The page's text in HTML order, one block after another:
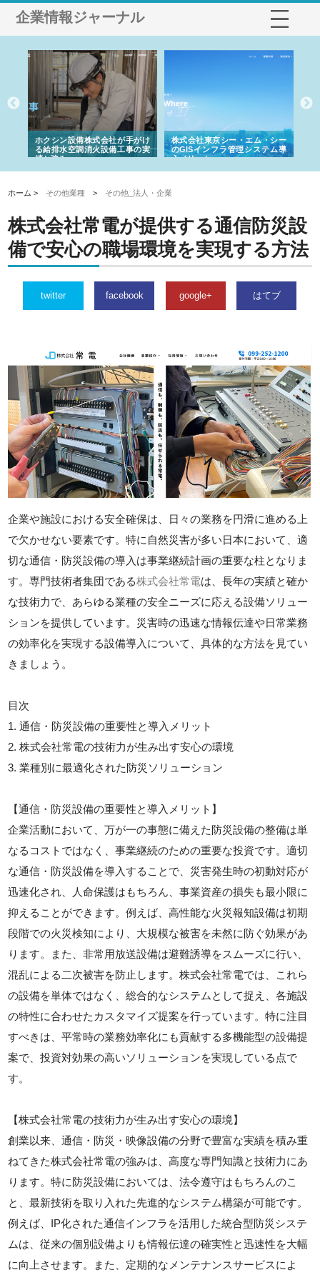
企業情報ジャーナル
ホクシン設備株式会社が手がけ
る給排水空調消火設備工事の実
績と強み
株式会社東京シー・エム・シー
のGISインフラ管理システム導
入メリット
ホーム > その他業種 > その他_法人・企業
株式会社常電が提供する通信防災設
備で安心の職場環境を実現する方法
twitter facebook google+ はてブ
企業や施設における安全確保は、日々の業務を円滑に進める上
で欠かせない要素です。特に自然災害が多い日本において、適
切な通信・防災設備の導入は事業継続計画の重要な柱となりま
す。専門技術者集団である株式会社常電は、長年の実績と確か
な技術力で、あらゆる業種の安全ニーズに応える設備ソリュー
ションを提供しています。災害時の迅速な情報伝達や日常業務
の効率化を実現する設備導入について、具体的な方法を見てい
きましょう。
目次
1. 通信・防災設備の重要性と導入メリット
2. 株式会社常電の技術力が生み出す安心の環境
3. 業種別に最適化された防災ソリューション
【通信・防災設備の重要性と導入メリット】
企業活動において、万が一の事態に備えた防災設備の整備は単
なるコストではなく、事業継続のための重要な投資です。適切
な通信・防災設備を導入することで、災害発生時の初動対応が
迅速化され、人命保護はもちろん、事業資産の損失も最小限に
抑えることができます。例えば、高性能な火災報知設備は初期
段階での火災検知により、大規模な被害を未然に防ぐ効果があ
ります。また、非常用放送設備は避難誘導をスムーズに行い、
混乱による二次被害を防止します。株式会社常電では、これら
の設備を単体ではなく、総合的なシステムとして捉え、各施設
の特性に合わせたカスタマイズ提案を行っています。特に注目
すべきは、平常時の業務効率化にも貢献する多機能型の設備提
案で、投資対効果の高いソリューションを実現している点で
す。
【株式会社常電の技術力が生み出す安心の環境】
創業以来、通信・防災・映像設備の分野で豊富な実績を積み重
ねてきた株式会社常電の強みは、高度な専門知識と技術力にあ
ります。特に防災設備においては、法令遵守はもちろんのこ
と、最新技術を取り入れた先進的なシステム構築が可能です。
例えば、IP化された通信インフラを活用した統合型防災システ
ムは、従来の個別設備よりも情報伝達の確実性と迅速性を大幅
に向上させます。また、定期的なメンテナンスサービスによ